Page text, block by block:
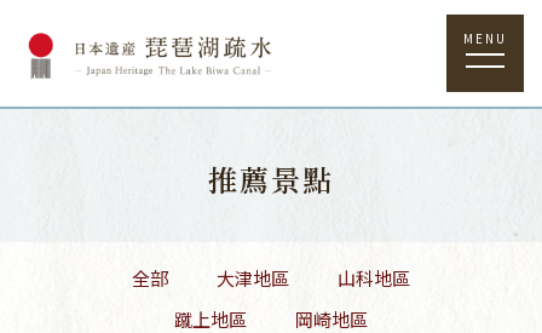
MENU
推薦景點
全部 大津地區
山科地區
蹴上地區
岡崎地區